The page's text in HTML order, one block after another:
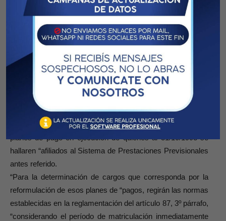
inciso c) de esa ley, regirá igual excepción a la prevista por
Profesional de Ciencias Económicas siempre “que
cumplieren con las condiciones exigidas por esta última
norma.
“Lo dispuesto en los dos párrafos anteriores no será
aplicable cuando el afiliado computare “servicios en otra
Cajas e invocare el respectivo régimen de reciprocidad.
“Párrafo 2º: Se consideran válidas las opciones realizadas
hasta el 31 de marzo de 2007 para la “reformulación de los
planes de pago en ejecución de quienes al 31/10/1993 se
hallaren “afiliados al Sistema de Prestaciones Previsionales
antes referido.
“Para la determinación de cargos que corresponda por la
reformulación de esos planes de “pagos, regirán las normas
establecidas en la reglamentación del artículo 87, 3º párrafo,
“considerando el período de matriculación inmediatamente